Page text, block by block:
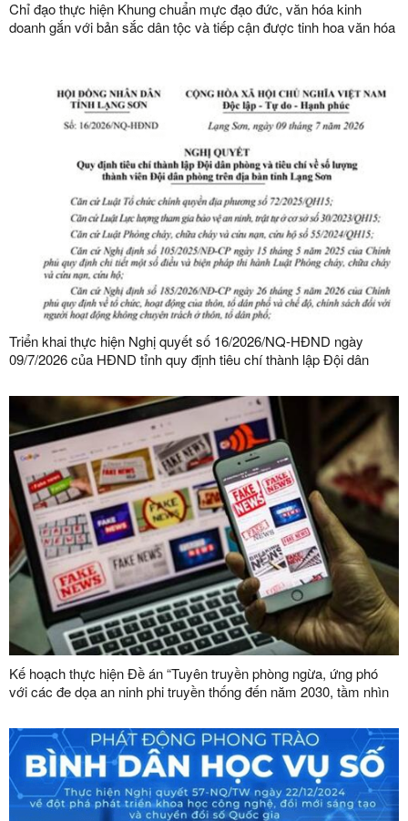
Chỉ đạo thực hiện Khung chuẩn mực đạo đức, văn hóa kinh
doanh gắn với bản sắc dân tộc và tiếp cận được tinh hoa văn hóa
Triển khai thực hiện Nghị quyết số 16/2026/NQ-HĐND ngày
09/7/2026 của HĐND tỉnh quy định tiêu chí thành lập Đội dân
bàn tỉnh
Kế hoạch thực hiện Đề án “Tuyên truyền phòng ngừa, ứng phó
với các đe dọa an ninh phi truyền thống đến năm 2030, tầm nhìn